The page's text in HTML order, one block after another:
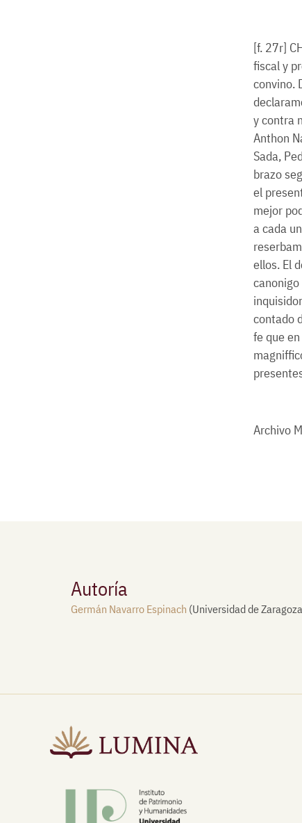
[f. 27r]
fiscal y
convino.
y contra
Anthon
Sada,
brazo
el
mejor
a cada
ellos. El
contado
fe que
Archivo
Autoría
Germán Navarro Espinach (Universidad de